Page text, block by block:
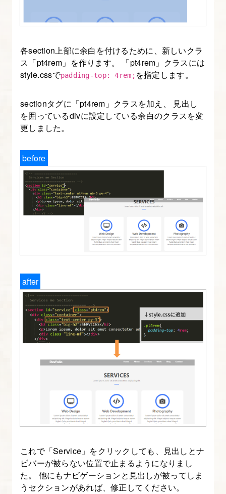
各section上部に余白を付けるために、新しいクラ
ス「pt4rem」を作ります。 「pt4rem」クラスには
style.cssでpadding-top: 4rem; を指定します。
sectionタグに「pt4rem」クラスを加え、 見出し
を囲っているdivに設定している余白のクラスを変
更しました。
before
after
これで「Service」をクリックしても、見出しとナ
ビバーが被らない位置で止まるようになりまし
た。 他にもナビゲーションと見出しが被ってしま
うセクションがあれば、修正してください。